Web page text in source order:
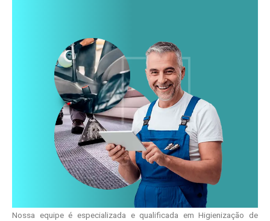
Nossa equipe é especializada e qualificada em Higienização de